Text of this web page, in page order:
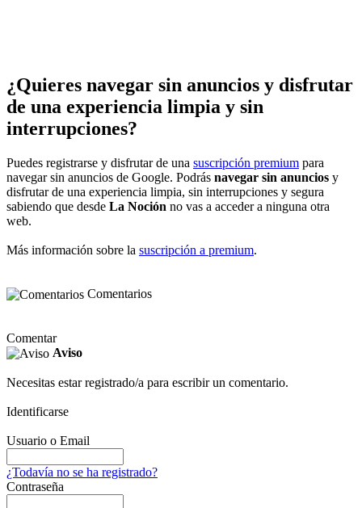
¿Quieres navegar sin anuncios y disfrutar
de una experiencia limpia y sin
interrupciones?
Puedes registrarse y disfrutar de una suscripción premium para
navegar sin anuncios de Google. Podrás navegar sin anuncios y
disfrutar de una experiencia limpia, sin interrupciones y segura
sabiendo que desde La Noción no vas a acceder a ninguna otra
web.
Más información sobre la suscripción a premium.
Comentarios
Comentar
Aviso
Necesitas estar registrado/a para escribir un comentario.
Identificarse
Usuario o Email
¿Todavía no se ha registrado?
Contraseña